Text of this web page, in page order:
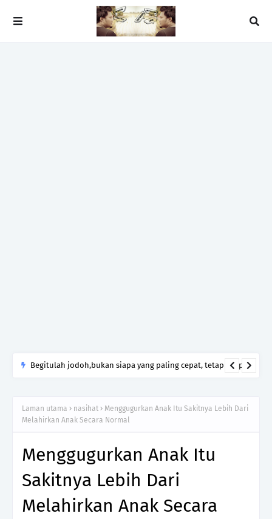
Begitulah jodoh,bukan siapa yang paling cepat, tetapi siapa
ingin menutup mulut manusia
Laman utama nasihat
Menggugurkan Anak Itu Sakitnya Lebih Dari
Melahirkan Anak Secara Normal
Menggugurkan Anak Itu
Sakitnya Lebih Dari
Melahirkan Anak Secara